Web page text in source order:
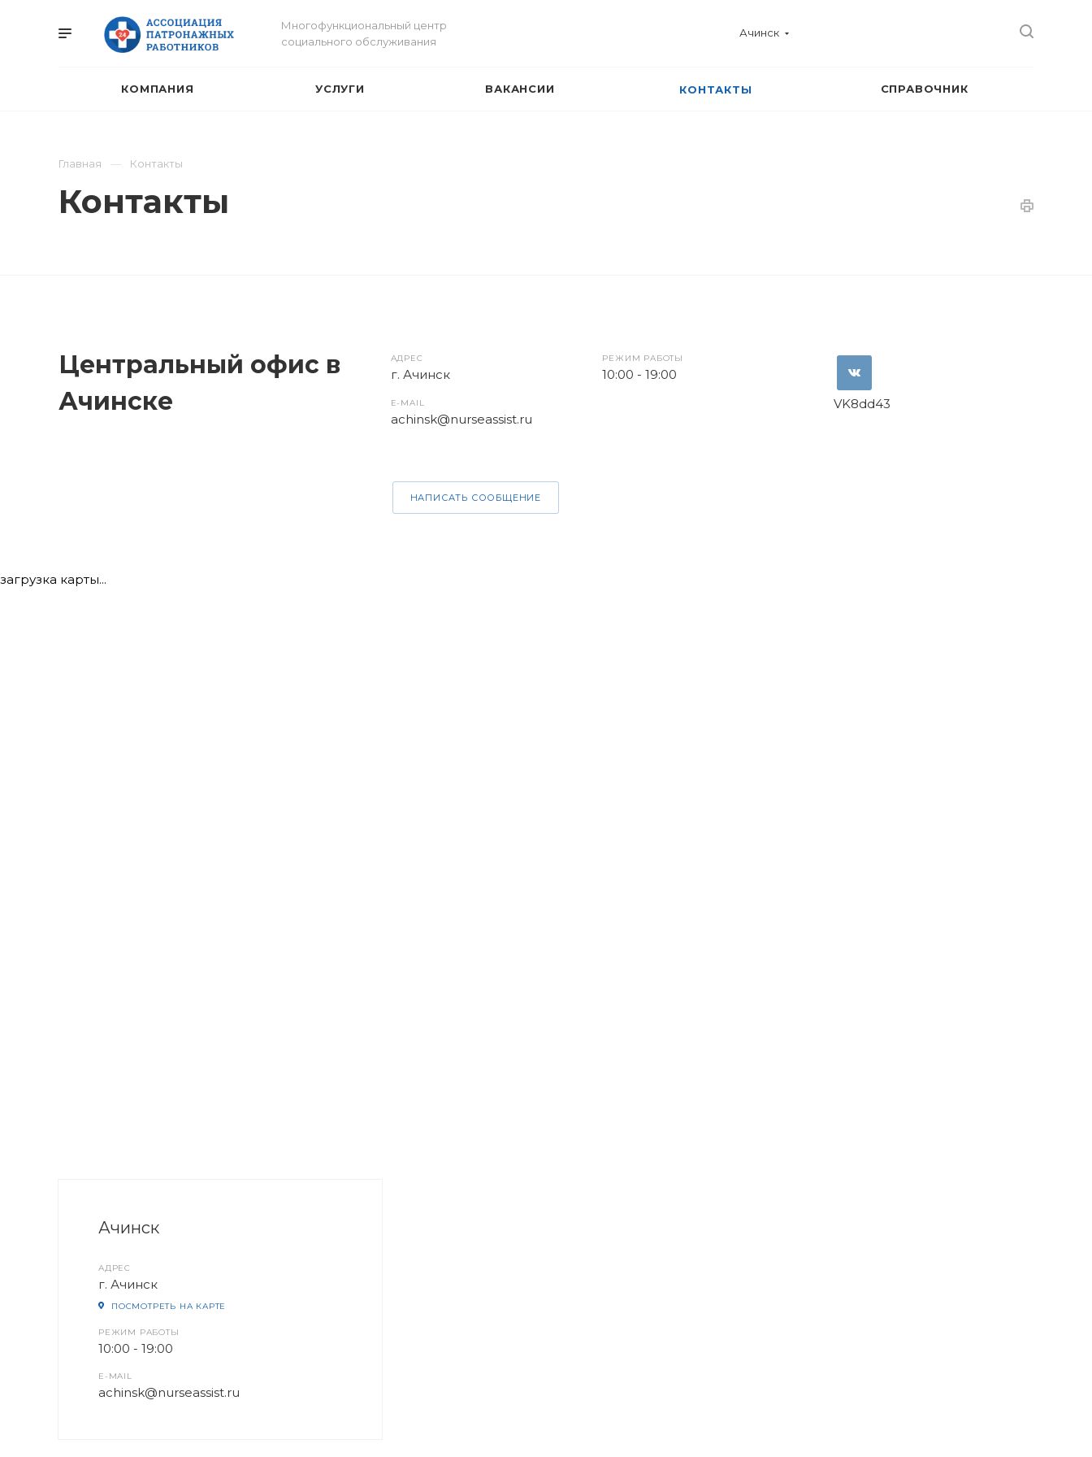
Многофункциональный центр
социального обслуживания
Ачинск
КОМПАНИЯ УСЛУГИ ВАКАНСИИ КОНТАКТЫ СПРАВОЧНИК
Главная Контакты
Контакты
Центральный офис в
Ачинске
АДРЕС
г. Ачинск
РЕЖИМ РАБОТЫ
10:00 - 19:00
E-MAIL
achinsk@nurseassist.ru
VK8dd43
НАПИСАТЬ СООБЩЕНИЕ
загрузка карты...
Ачинск
АДРЕС
г. Ачинск
ПОСМОТРЕТЬ НА КАРТЕ
РЕЖИМ РАБОТЫ
10:00 - 19:00
E-MAIL
achinsk@nurseassist.ru